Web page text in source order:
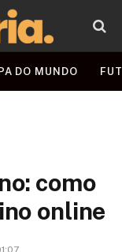
DO MUNDO
como
online